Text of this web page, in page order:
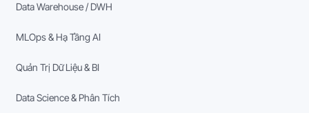
Data Warehouse / DWH
MLOps & Hạ Tầng AI
Quản Trị Dữ Liệu & BI
Data Science & Phân Tích